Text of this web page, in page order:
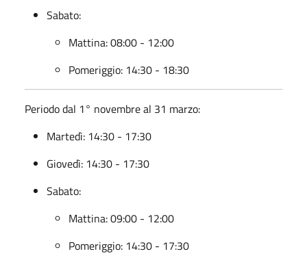
Sabato:
Mattina: 08:00 - 12:00
Pomeriggio: 14:30 - 18:30
Periodo dal 1° novembre al 31 marzo:
Martedì: 14:30 - 17:30
Giovedì: 14:30 - 17:30
Sabato:
Mattina: 09:00 - 12:00
Pomeriggio: 14:30 - 17:30